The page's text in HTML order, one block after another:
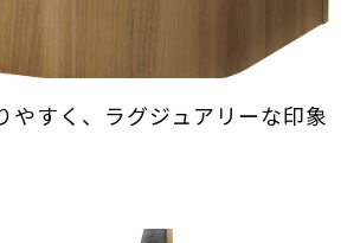
やすく、ラグジュアリーな印象